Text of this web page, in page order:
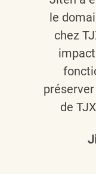
le
chez
de